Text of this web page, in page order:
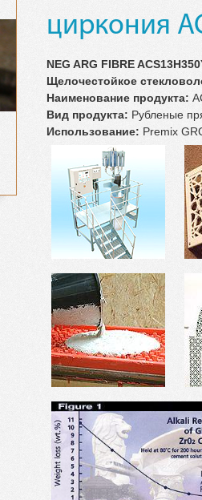
циркония
NEG ARG FIBRE
Щелочестойкое
Наименование продукта:
Вид продукта: Рубленые
Использование: Premix